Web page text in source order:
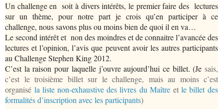
Un challenge en soit à divers intérêts, le premier faire des lectures
sur un thème, pour notre part je crois qu’en participer à ce
challenge, nous savons plus ou moins bien de quoi il en va…
Le second intérêt et non des moindres et de connaitre l’avancée des
lectures et l’opinion, l’avis que peuvent avoir les autres participants
au Challenge Stephen King 2012.
C’est la raison pour laquelle j’ouvre aujourd’hui ce billet. (Je sais,
c’est le troisième billet sur le challenge, mais au moins c’est
organiséla liste non-exhaustive des livres du Maîtreet le billet des
formalités d’inscription avec les participants)